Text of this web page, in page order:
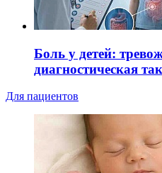
Боль у детей:
диагностическая
Для пациентов